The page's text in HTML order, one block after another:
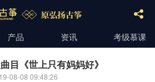
产品 资讯 考级慕课
目《世上只有妈妈好》
08-08 09:48:26